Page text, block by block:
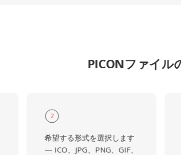
PICONファイル
2
希望する形式を選択します
— ICO、JPG、PNG、GIF、